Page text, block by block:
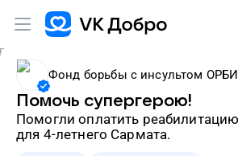
Фонд борьбы с инсультом ОРБИ
Помочь супергерою!
Помогли оплатить реабилитацию после инсульта
для 4-летнего Сармата.